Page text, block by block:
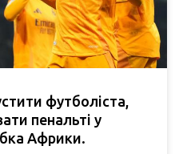
футболіста,
пенальті у
Африки.